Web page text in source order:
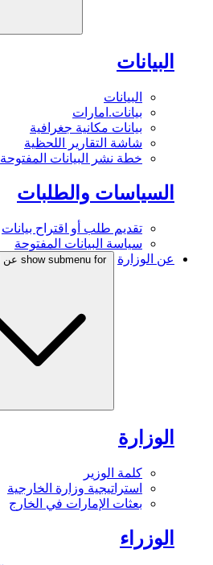
البيانات
البيانات
بيانات.امارات
بيانات مكانية جغرافية
شاشة التقارير اللحظية
خطة نشر البيانات المفتوحة
السياسات والطلبات
تقديم طلب أو اقتراح بيانات
سياسة البيانات المفتوحة
عن الوزارة
show submenu for عن الوزارة
الوزارة
كلمة الوزير
استراتيجية وزارة الخارجية
بعثات الإمارات في الخارج
الوزراء